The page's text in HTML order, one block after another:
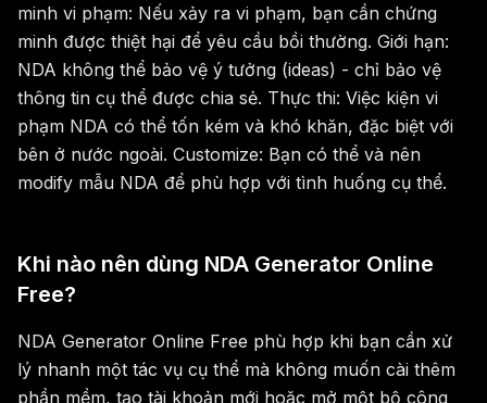
minh vi phạm: Nếu xảy ra vi phạm, bạn cần chứng
minh được thiệt hại để yêu cầu bồi thường. Giới hạn:
NDA không thể bảo vệ ý tưởng (ideas) - chỉ bảo vệ
thông tin cụ thể được chia sẻ. Thực thi: Việc kiện vi
phạm NDA có thể tốn kém và khó khăn, đặc biệt với
bên ở nước ngoài. Customize: Bạn có thể và nên
modify mẫu NDA để phù hợp với tình huống cụ thể.
Khi nào nên dùng NDA Generator Online
Free?
NDA Generator Online Free phù hợp khi bạn cần xử
lý nhanh một tác vụ cụ thể mà không muốn cài thêm
phần mềm, tạo tài khoản mới hoặc mở một bộ công